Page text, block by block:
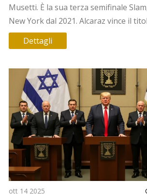
Musetti. È la sua terza semifinale
New York dal 2021. Alcaraz vince il
Dettagli
ott 14 2025